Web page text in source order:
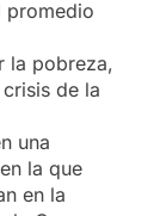
promedio
la pobreza,
de la
una
la que
en la